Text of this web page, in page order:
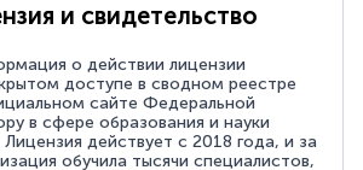
и свидетельство
о действии лицензии
доступе в сводном реестре
сайте Федеральной
в сфере образования и науки
действует с 2018 года, и за
обучила тысячи специалистов,